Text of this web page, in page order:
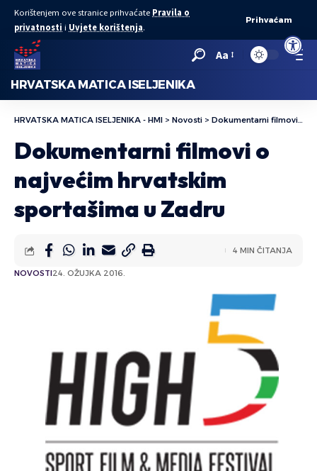
Open
Korištenjem ove stranice prihvaćate Pravila o
privatnosti i Uvjete korištenja.
Prihvaćam
Aa
HRVATSKA MATICA ISELJENIKA
HRVATSKA MATICA ISELJENIKA - HMI > Novosti > Dokumentarni filmovi o najvećim hrvatskim sportašima u Zadru
Dokumentarni filmovi o
najvećim hrvatskim
sportašima u Zadru
NOVOSTI24. OŽUJKA 2016.
4 MIN ČITANJA